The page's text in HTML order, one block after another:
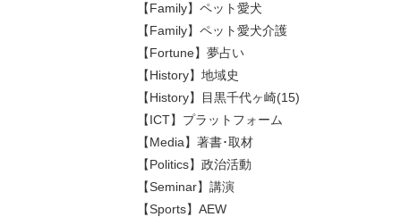
【Family】ペット愛犬
【Family】ペット愛犬介護
【Fortune】夢占い
【History】地域史
【History】目黒千代ヶ崎(15)
【ICT】プラットフォーム
【Media】著書･取材
【Politics】政治活動
【Seminar】講演
【Sports】AEW